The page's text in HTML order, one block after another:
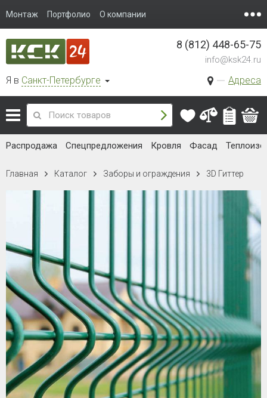
Монтаж Портфолио О компании
Я в Санкт-Петербурге Адреса
8 (812) 448-65-75
info@ksk24.ru
Распродажа Спецпредложения Кровля Фасад
Главная Каталог Заборы и ограждения 3D Гиттер